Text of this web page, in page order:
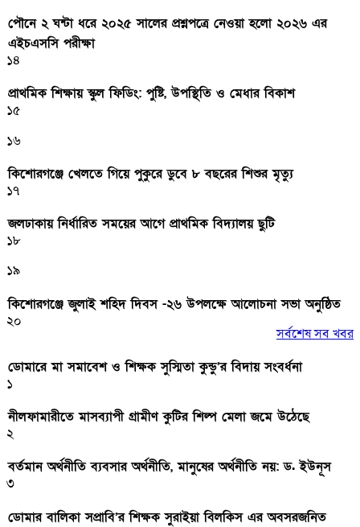
পৌনে ২ ঘন্টা ধরে ২০২৫ সালের প্রশ্নপত্রে নেওয়া হলো ২০২৬ এর
এইচএসসি পরীক্ষা
১৪
প্রাথমিক শিক্ষায় স্কুল ফিডিং: পুষ্টি, উপস্থিতি ও মেধার বিকাশ
১৫
১৬
কিশোরগঞ্জে খেলতে গিয়ে পুকুরে ডুবে ৮ বছরের শিশুর মৃত্যু
১৭
জলঢাকায় নির্ধারিত সময়ের আগে প্রাথমিক বিদ্যালয় ছুটি
১৮
১৯
কিশোরগঞ্জে জুলাই শহিদ দিবস -২৬ উপলক্ষে আলোচনা সভা অনুষ্ঠিত
২০
সর্বশেষ সব খবর
ডোমারে মা সমাবেশ ও শিক্ষক সুস্মিতা কুন্ডু’র বিদায় সংবর্ধনা
১
নীলফামারীতে মাসব্যাপী গ্রামীণ কুটির শিল্প মেলা জমে উঠেছে
২
বর্তমান অর্থনীতি ব্যবসার অর্থনীতি, মানুষের অর্থনীতি নয়: ড. ইউনূস
৩
ডোমার বালিকা সপ্রাবি’র শিক্ষক সুরাইয়া বিলকিস এর অবসরজনিত